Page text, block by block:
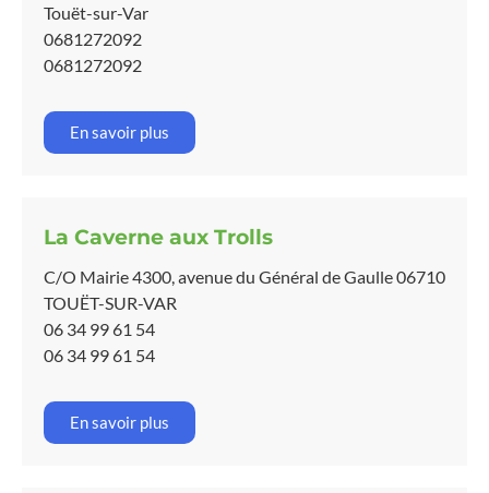
Touët-sur-Var
0681272092
0681272092
En savoir plus
La Caverne aux Trolls
C/O Mairie 4300, avenue du Général de Gaulle 06710
TOUËT-SUR-VAR
06 34 99 61 54
06 34 99 61 54
En savoir plus